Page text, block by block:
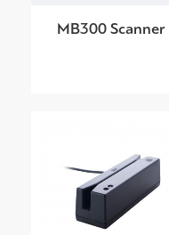
MB300 Scanner